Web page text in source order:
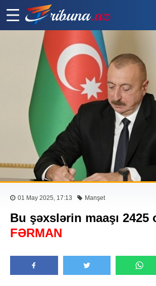
01 May 2025, 17:13 Manşet
Bu şəxslərin maaşı 2425
FƏRMAN